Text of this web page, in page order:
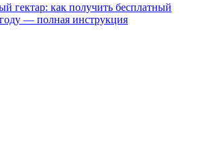
гектар: как получить бесплатный
— полная инструкция